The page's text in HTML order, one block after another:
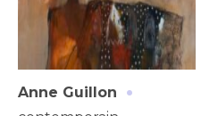
Adresse email*
Nom
Anne Guillon ·